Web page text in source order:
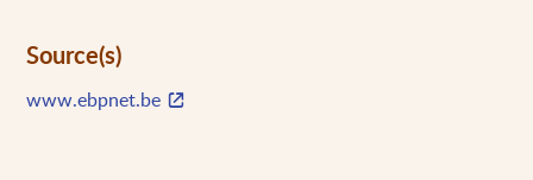
Source(s)
www.ebpnet.be